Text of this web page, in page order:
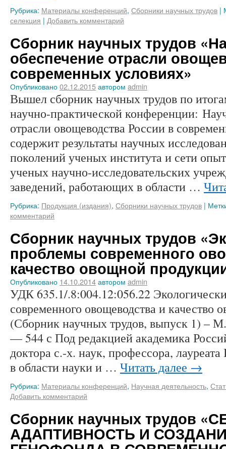
Рубрика: Материалы конференций, Сборники научных трудов |
селекция | Добавить комментарий
Сборник научных трудов
обеспечение отрасли
современных условиях»
Опубликовано02.12.2015автором admin
Вышел сборник научных трудов по
научно-практической конференции:
отрасли овощеводства России в
содержит результаты научных
поколений ученых института и сети
ученых научно-исследовательских
заведений, работающих в области …
Рубрика: Продукция (издания), Сборники научных трудов |
комментарий
Сборник научных трудов
проблемы современного
качество овощной
Опубликовано 14.10.2014автором admin
УДК 635.1/.8:004.12:056.22
современного овощеводства и качество
(Сборник научных трудов, выпуск 1)
— 544 с Под редакцией академика
доктора с.-х. наук, профессора,
в области науки и … Читать далее →
Рубрика: Материалы конференций, Научная деятельность,
Добавить комментарий
Сборник научных трудов
АДАПТИВНОСТЬ И